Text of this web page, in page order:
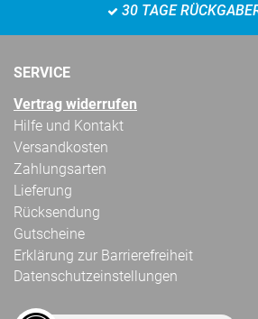
30 TAGE
SERVICE
Vertrag widerrufen
Hilfe und Kontakt
Versandkosten
Zahlungsarten
Lieferung
Rücksendung
Gutscheine
Erklärung zur Barrierefreiheit
Datenschutzeinstellungen